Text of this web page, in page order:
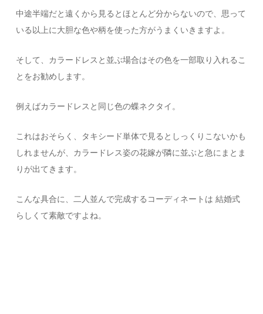
中途半端だと遠くから見るとほとんど分からないので、思って
いる以上に大胆な色や柄を使った方がうまくいきますよ。
そして、カラードレスと並ぶ場合はその色を一部取り入れるこ
とをお勧めします。
例えばカラードレスと同じ色の蝶ネクタイ。
これはおそらく、タキシード単体で見るとしっくりこないかも
しれませんが、カラードレス姿の花嫁が隣に並ぶと急にまとま
りが出てきます。
こんな具合に、二人並んで完成するコーディネートは 結婚式
らしくて素敵ですよね。